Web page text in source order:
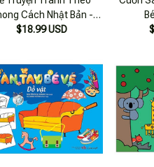
Cách Nhật Bản -
Những Động Vật Ngộ
$18.99 USD